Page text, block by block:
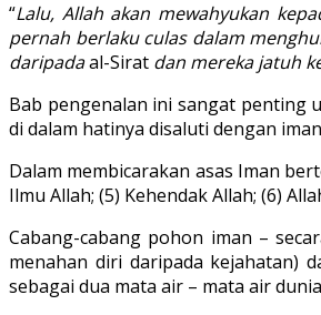
“Lalu, Allah akan mewahyukan
pernah berlaku culas dalam
daripadaal-Sirat dan mereka jatuh
Bab pengenalan ini sangat penting
di dalam hatinya disaluti dengan
Dalam membicarakan asas Iman
Ilmu Allah; (5) Kehendak Allah; (6)
Cabang-cabang pohon iman –
menahan diri daripada kejahatan)
sebagai dua mata air – mata air